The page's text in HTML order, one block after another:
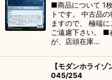
■商品について 1
トです。 中古品
ますので、 極端
ご遠慮下さい。 ■
が、店頭在庫…
【モダンホライ
045/254